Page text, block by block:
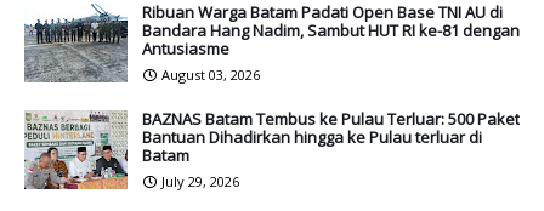
Ribuan Warga Batam Padati Open Base TNI AU di
Bandara Hang Nadim, Sambut HUT RI ke-81 dengan
Antusiasme
August 03, 2026
BAZNAS Batam Tembus ke Pulau Terluar: 500 Paket
Bantuan Dihadirkan hingga ke Pulau terluar di
Batam
July 29, 2026